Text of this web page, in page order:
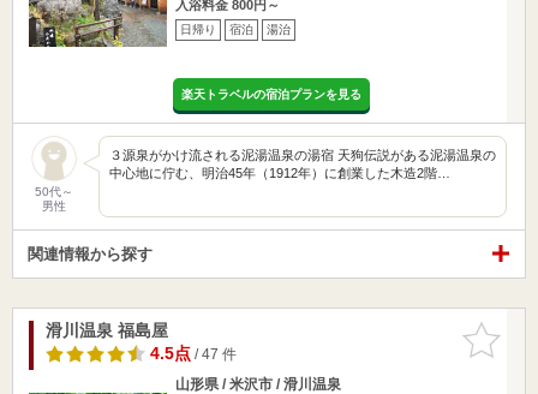
入浴料金 800円～
日帰り 宿泊 湯治
楽天トラベルの宿泊プランを見る
50代～
男性
３源泉がかけ流される泥湯温泉の湯宿 天狗伝説がある泥湯温泉の
中心地に佇む、明治45年（1912年）に創業した木造2階…
関連情報から探す
お気に入
りに追加
滑川温泉 福島屋
4.5点/ 47 件
山形県 / 米沢市 / 滑川温泉